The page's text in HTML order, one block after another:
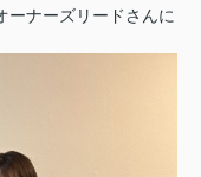
ーナーズリードさんに